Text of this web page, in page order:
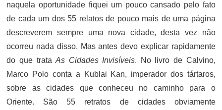
naquela oportunidade fiquei um pouco cansado pelo fato
de cada um dos 55 relatos de pouco mais de uma página
descreverem sempre uma nova cidade, desta vez não
ocorreu nada disso. Mas antes devo explicar rapidamente
do que trataAs Cidades Invisíveis. No livro de Calvino,
Marco Polo conta a Kublai Kan, imperador dos tártaros,
sobre as cidades que conheceu no caminho para o
Oriente. São 55 retratos de cidades obviamente